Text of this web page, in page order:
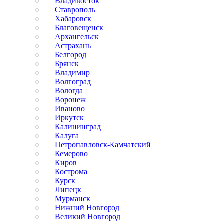
Ставрополь
Хабаровск
Благовещенск
Архангельск
Астрахань
Белгород
Брянск
Владимир
Волгоград
Вологда
Воронеж
Иваново
Иркутск
Калининград
Калуга
Петропавловск-Камчатский
Кемерово
Киров
Кострома
Курск
Липецк
Мурманск
Нижний Новгород
Великий Новгород